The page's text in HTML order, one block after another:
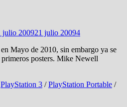
julio 200921 julio 20094
Mayo de 2010, sin embargo ya se
posters. Mike Newell
PlayStation 3 /PlayStation Portable /